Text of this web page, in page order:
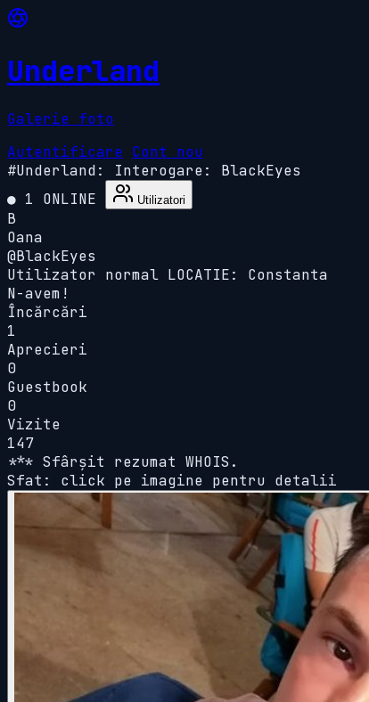
Underland
Galerie foto
Autentificare Cont nou
#Underland:
Interogare: BlackEyes
● 1 ONLINE
Utilizatori
B
Oana
@BlackEyes
Utilizator normal LOCATIE: Constanta
N-avem!
Încărcări
1
Aprecieri
0
Guestbook
0
Vizite
147
*** Sfârșit rezumat WHOIS.
Sfat: click pe imagine pentru detalii